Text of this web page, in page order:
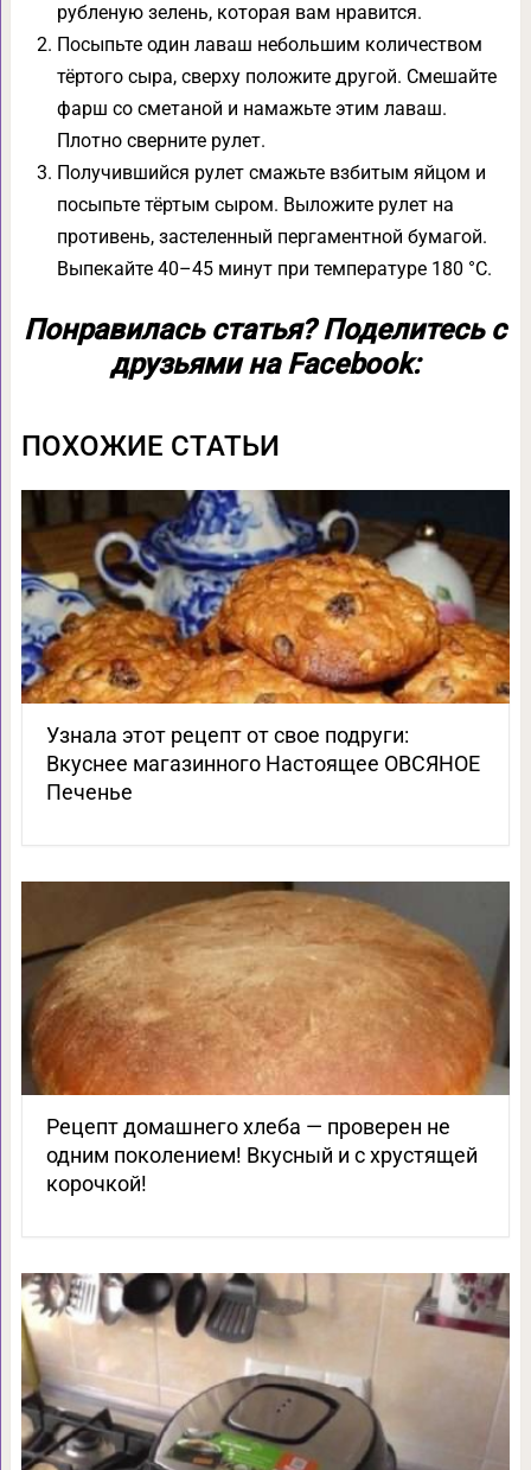
рубленую зелень, которая вам нравится.
Посыпьте один лаваш небольшим количеством
тёртого сыра, сверху положите другой. Смешайте
фарш со сметаной и намажьте этим лаваш.
Плотно сверните рулет.
Получившийся рулет смажьте взбитым яйцом и
посыпьте тёртым сыром. Выложите рулет на
противень, застеленный пергаментной бумагой.
Выпекайте 40–45 минут при температуре 180 °С.
Понравилась статья? Поделитесь с
друзьями на Facebook:
ПОХОЖИЕ СТАТЬИ
Узнала этот рецепт от свое подруги:
Вкуснее магазинного Настоящее ОВСЯНОЕ
Печенье
Рецепт домашнего хлеба — проверен не
одним поколением! Вкусный и с хрустящей
корочкой!